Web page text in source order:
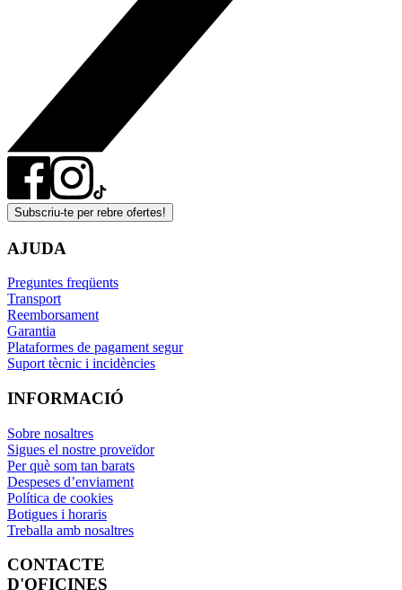
Subscriu-te per rebre ofertes!
AJUDA
Preguntes freqüents
Transport
Reemborsament
Garantia
Plataformes de pagament segur
Suport tècnic i incidències
INFORMACIÓ
Sobre nosaltres
Sigues el nostre proveïdor
Per què som tan barats
Despeses d’enviament
Política de cookies
Botigues i horaris
Treballa amb nosaltres
CONTACTE
D'OFICINES